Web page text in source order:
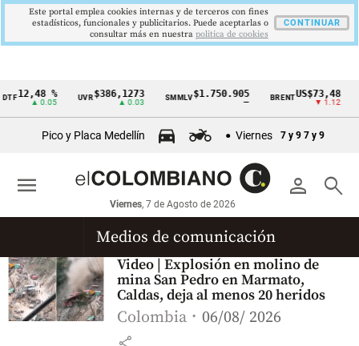
Cintillo
económicos
Colombia
12,48 %
▲ 0.05
UVR$386,1273
▲ 0.03
SMMLV $1.750.905 BRENTUS$73,48
▼ 1.12
Pico y Placa Medellín Viernes 7 y 9 7 y 9
person search
Viernes, 7 de Agosto de 2026
menu
Medios de comunicación
Video | Explosión en molino de
mina San Pedro en Marmato,
Caldas, deja al menos 20 heridos
Colombia 06/08/ 2026
Este portal emplea cookies internas y de terceros con fines
estadísticos, funcionales y publicitarios. Puede aceptarlas o
consultar más en nuestra politica de cookies
CONTINUAR